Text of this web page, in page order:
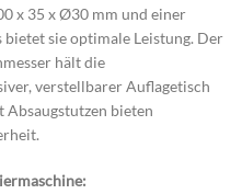
x 35 x Ø30 mm und einer
sie optimale Leistung. Der
hält die
verstellbarer Auflagetisch
Absaugstutzen bieten